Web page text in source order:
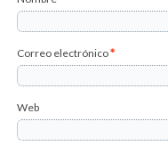
Correo electrónico*
Web